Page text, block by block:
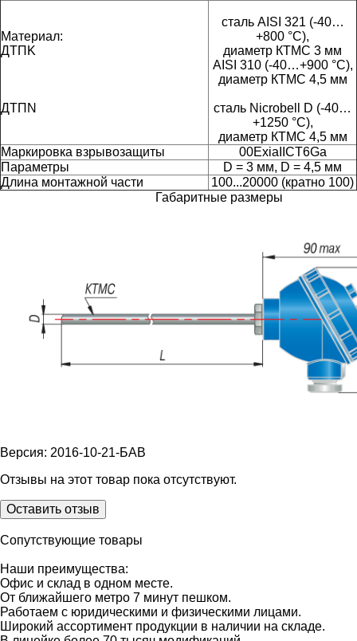
Материал:
ДТПK
ДТПN
сталь AISI 321 (-40…
+800 °С),
диаметр КТМС 3 мм
AISI 310 (-40…+900 °С),
диаметр КТМС 4,5 мм
сталь Nicrobell D (-40…
+1250 °С),
диаметр КТМС 4,5 мм
Маркировка взрывозащиты
00ExiaIICT6Ga
Параметры
D = 3 мм, D = 4,5 мм
Длина монтажной части
100...20000 (кратно 100)
Габаритные размеры
Версия: 2016-10-21-БАВ
Отзывы на этот товар пока отсутствуют.
Оставить отзыв
Сопутствующие товары
Наши преимущества:
Офис и склад в одном месте.
От ближайшего метро 7 минут пешком.
Работаем с юридическими и физическими лицами.
Широкий ассортимент продукции в наличии на складе.